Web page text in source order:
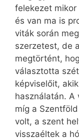
felekezet
és van ma is
viták során
szerzetest, de
megtörtént,
választotta
képviselőit,
használatán. A
míg a
volt, a szent
visszaéltek a